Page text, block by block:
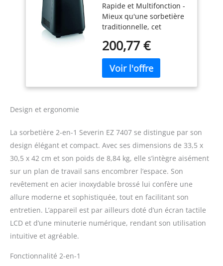
électrique et
yaourtière d'une
capacité 1,2 L,
Machine à glace
avec livre de
recettes, noir, EZ
7407
Rapide et Multifonction -
Mieux qu'une sorbetière
traditionnelle, cet
grand qu'un format A4
prépare yaourts et glaces
en un tour de main sans
avoir à placer le récipient
au préalable au
permet de réaliser
glaces, sorbets mais
avec un seul appareil. La
fonction « KeepCooling »
permet de refroidir le
contenu
automatiquement une
fois la préparation
terminée Fait maison –
200,77 €
Design et ergonomie
La sorbetière 2-en-1 Severin EZ 7407 se distingue par son
design élégant et compact. Avec ses dimensions de 33,5 x
30,5 x 42 cm et son poids de 8,84 kg, elle s’intègre aisément
sur un plan de travail sans encombrer l’espace. Son
revêtement en acier inoxydable brossé lui confère une
allure moderne et sophistiquée, tout en facilitant son
entretien. L’appareil est par ailleurs doté d’un écran tactile
LCD et d’une minuterie numérique, rendant son utilisation
intuitive et agréable.
Fonctionnalité 2-en-1